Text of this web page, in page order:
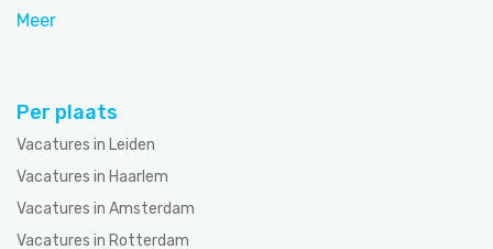
Meer
Per plaats
Vacatures in Leiden
Vacatures in Haarlem
Vacatures in Amsterdam
Vacatures in Rotterdam